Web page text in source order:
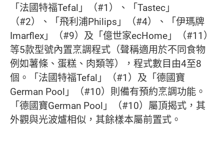
「法國特福Tefal」（#1）、「Tastec」
（#2）、「飛利浦Philips」（#4）、「伊瑪牌
Imarflex」（#9）及「億世家ecHome」（#11）
等5款型號內置烹調程式（聲稱適用於不同食物
例如薯條、蛋糕、肉類等），程式數目由4至8
個。「法國特福Tefal」（#1）及「德國寶
German Pool」（#10）則備有預約烹調功能。
「德國寶German Pool」（#10）屬頂揭式，其
外觀與光波爐相似，其餘樣本屬前置式。